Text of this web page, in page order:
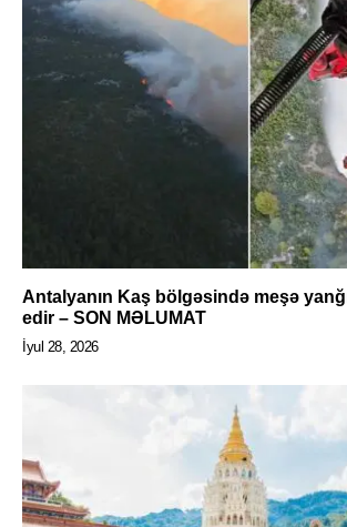
Antalyanın Kaş bölgəsində meşə
edir – SON MƏLUMAT
İyul 28, 2026